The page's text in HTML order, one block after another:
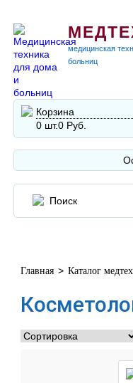
медицинская
больниц
Корзина
0 шт.0 Руб.
Главная > Каталог